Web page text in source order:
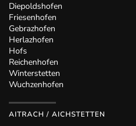
Diepoldshofen
Friesenhofen
Gebrazhofen
Herlazhofen
Hofs
Reichenhofen
Winterstetten
Wuchzenhofen
AITRACH / AICHSTETTEN